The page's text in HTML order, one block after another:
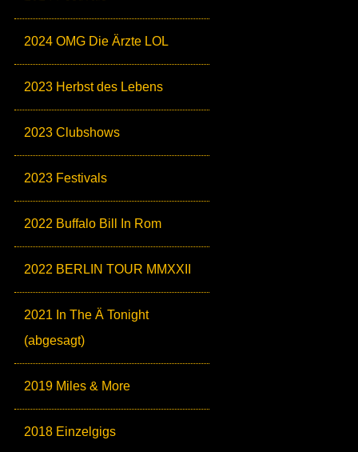
2024 OMG Die Ärzte LOL
2023 Herbst des Lebens
2023 Clubshows
2023 Festivals
2022 Buffalo Bill In Rom
2022 BERLIN TOUR MMXXII
2021 In The Ä Tonight
(abgesagt)
2019 Miles & More
2018 Einzelgigs